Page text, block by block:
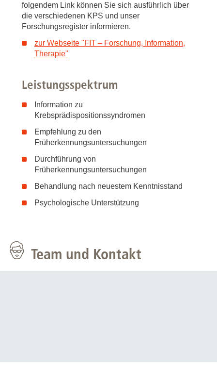
folgendem Link können Sie sich ausführlich über
die verschiedenen KPS und unser
Forschungsregister informieren.
zur Webseite "FIT – Forschung, Information,
Therapie"
Leistungsspektrum
Information zu
Krebsprädispositionssyndromen
Empfehlung zu den
Früherkennungsuntersuchungen
Durchführung von
Früherkennungsuntersuchungen
Behandlung nach neuestem Kenntnisstand
Psychologische Unterstützung
Team und Kontakt